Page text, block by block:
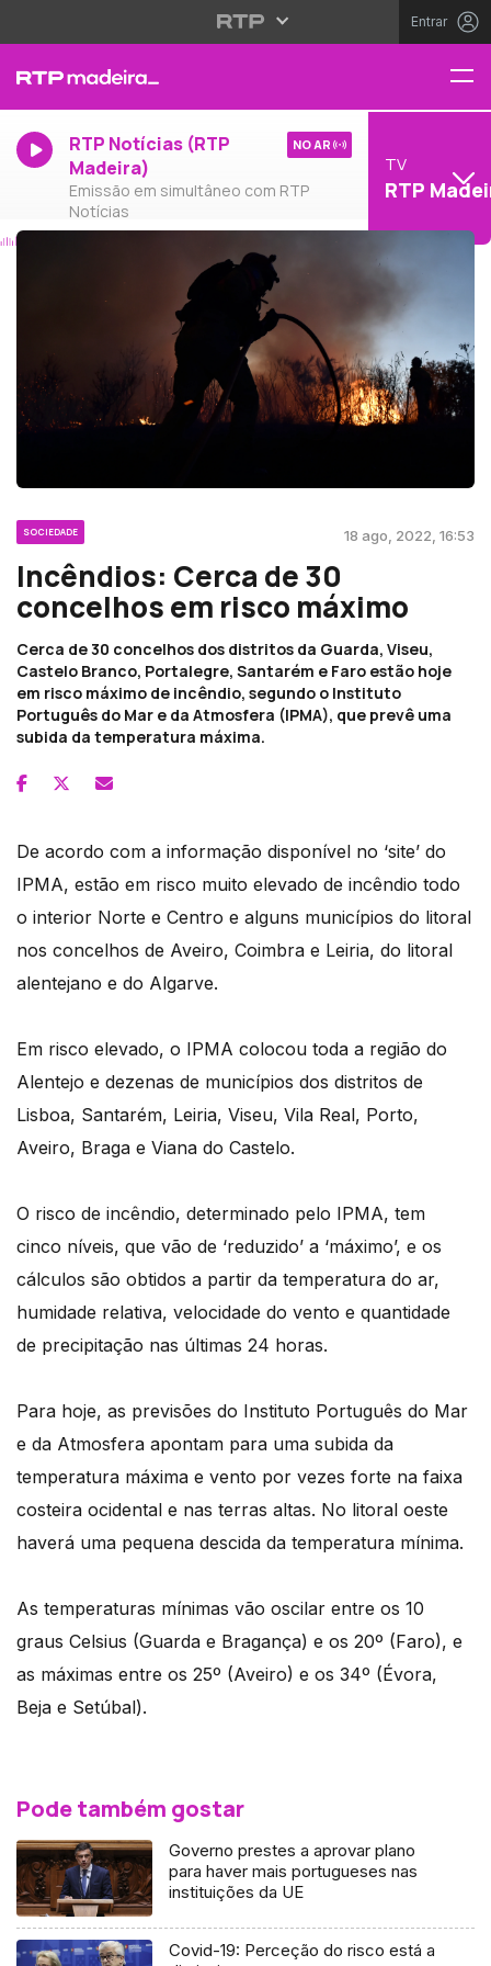
Entrar
RTP Notícias (RTP
Madeira)
Emissão em simultâneo com RTP
Notícias
NO AR
TV
RTP
SOCIEDADE 18 ago, 2022, 16:53
Incêndios: Cerca de 30
concelhos em risco máximo
Cerca de 30 concelhos dos distritos da Guarda, Viseu,
Castelo Branco, Portalegre, Santarém e Faro estão hoje
em risco máximo de incêndio, segundo o Instituto
Português do Mar e da Atmosfera (IPMA), que prevê uma
subida da temperatura máxima.
De acordo com a informação disponível no ‘site’ do
IPMA, estão em risco muito elevado de incêndio todo
o interior Norte e Centro e alguns municípios do litoral
nos concelhos de Aveiro, Coimbra e Leiria, do litoral
alentejano e do Algarve.
Em risco elevado, o IPMA colocou toda a região do
Alentejo e dezenas de municípios dos distritos de
Lisboa, Santarém, Leiria, Viseu, Vila Real, Porto,
Aveiro, Braga e Viana do Castelo.
O risco de incêndio, determinado pelo IPMA, tem
cinco níveis, que vão de ‘reduzido’ a ‘máximo’, e os
cálculos são obtidos a partir da temperatura do ar,
humidade relativa, velocidade do vento e quantidade
de precipitação nas últimas 24 horas.
Para hoje, as previsões do Instituto Português do Mar
e da Atmosfera apontam para uma subida da
temperatura máxima e vento por vezes forte na faixa
costeira ocidental e nas terras altas. No litoral oeste
haverá uma pequena descida da temperatura mínima.
As temperaturas mínimas vão oscilar entre os 10
graus Celsius (Guarda e Bragança) e os 20º (Faro), e
as máximas entre os 25º (Aveiro) e os 34º (Évora,
Beja e Setúbal).
Pode também gostar
Governo prestes a aprovar plano
para haver mais portugueses nas
instituições da UE
Covid-19: Perceção do risco está a